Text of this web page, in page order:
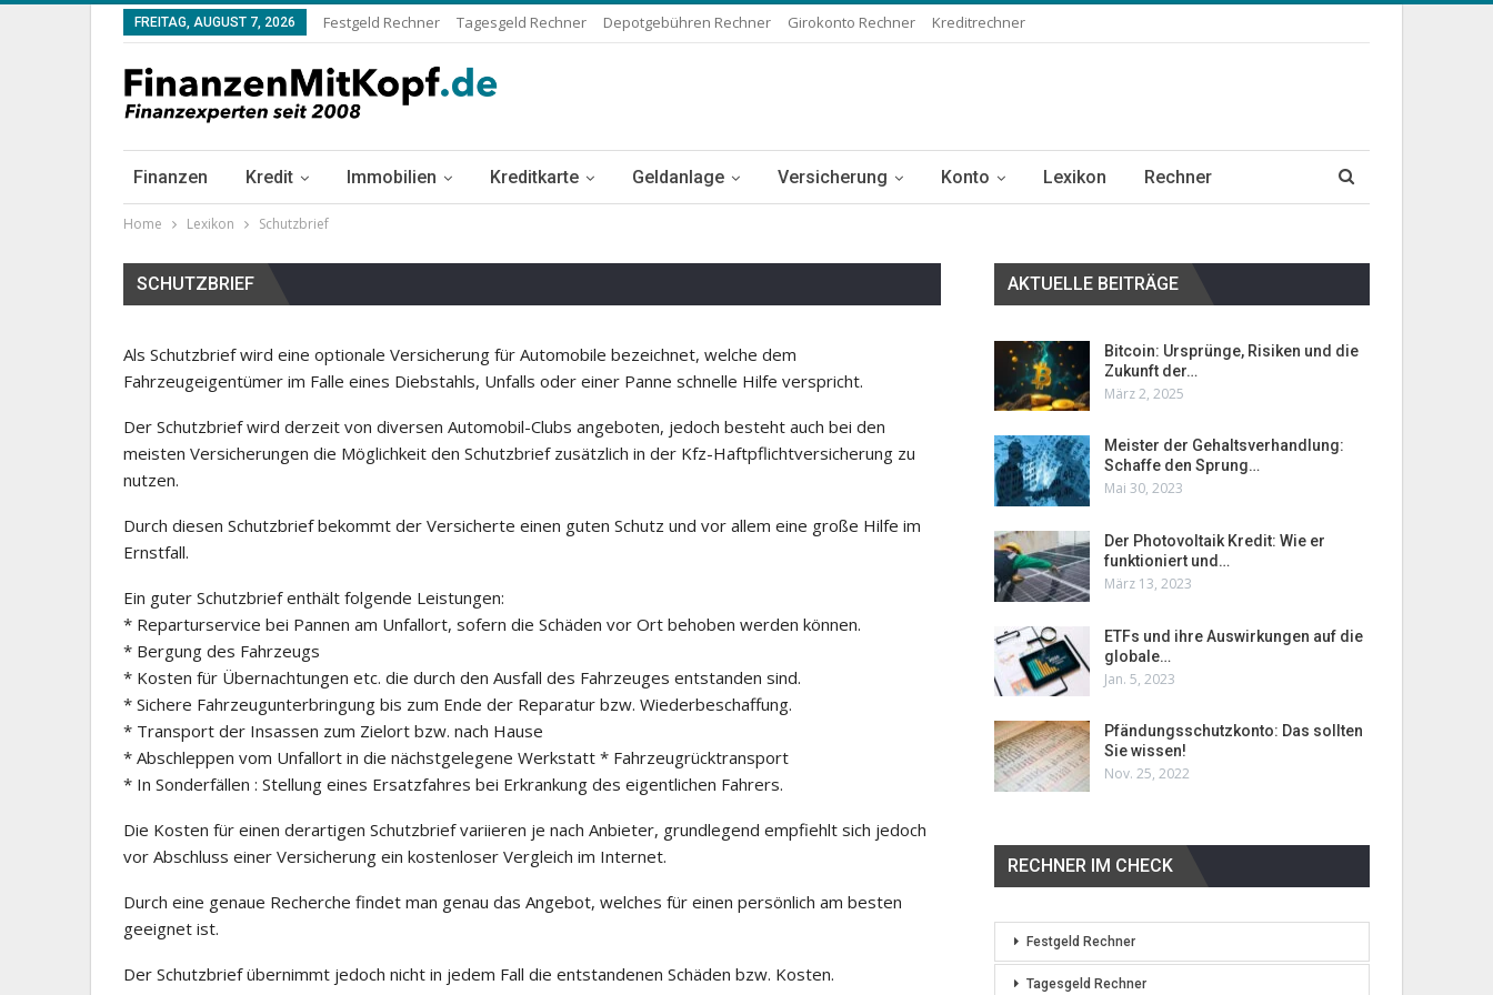
FREITAG, AUGUST 7, 2026 Festgeld Rechner Tagesgeld Rechner Depotgebühren Rechner Girokonto Rechner Kreditrechner
Finanzen Kredit Immobilien Kreditkarte Geldanlage Versicherung Konto Lexikon Rechner
Home Lexikon Schutzbrief
SCHUTZBRIEF
Als Schutzbrief wird eine optionale Versicherung für Automobile bezeichnet, welche dem
Fahrzeugeigentümer im Falle eines Diebstahls, Unfalls oder einer Panne schnelle Hilfe verspricht.
Der Schutzbrief wird derzeit von diversen Automobil-Clubs angeboten, jedoch besteht auch bei den
meisten Versicherungen die Möglichkeit den Schutzbrief zusätzlich in der Kfz-Haftpflichtversicherung zu
nutzen.
Durch diesen Schutzbrief bekommt der Versicherte einen guten Schutz und vor allem eine große Hilfe im
Ernstfall.
Ein guter Schutzbrief enthält folgende Leistungen:
* Reparturservice bei Pannen am Unfallort, sofern die Schäden vor Ort behoben werden können.
* Bergung des Fahrzeugs
* Kosten für Übernachtungen etc. die durch den Ausfall des Fahrzeuges entstanden sind.
* Sichere Fahrzeugunterbringung bis zum Ende der Reparatur bzw. Wiederbeschaffung.
* Transport der Insassen zum Zielort bzw. nach Hause
* Abschleppen vom Unfallort in die nächstgelegene Werkstatt * Fahrzeugrücktransport
* In Sonderfällen : Stellung eines Ersatzfahres bei Erkrankung des eigentlichen Fahrers.
Die Kosten für einen derartigen Schutzbrief variieren je nach Anbieter, grundlegend empfiehlt sich jedoch
vor Abschluss einer Versicherung ein kostenloser Vergleich im Internet.
Durch eine genaue Recherche findet man genau das Angebot, welches für einen persönlich am besten
geeignet ist.
Der Schutzbrief übernimmt jedoch nicht in jedem Fall die entstandenen Schäden bzw. Kosten.
AKTUELLE BEITRÄGE
Bitcoin: Ursprünge, Risiken und die
Zukunft der…
März 2, 2025
Meister der Gehaltsverhandlung:
Schaffe den Sprung…
Mai 30, 2023
Der Photovoltaik Kredit: Wie er
funktioniert und…
März 13, 2023
ETFs und ihre Auswirkungen auf die
globale…
Jan. 5, 2023
Pfändungsschutzkonto: Das sollten
Sie wissen!
Nov. 25, 2022
RECHNER IM CHECK
Festgeld Rechner
Tagesgeld Rechner